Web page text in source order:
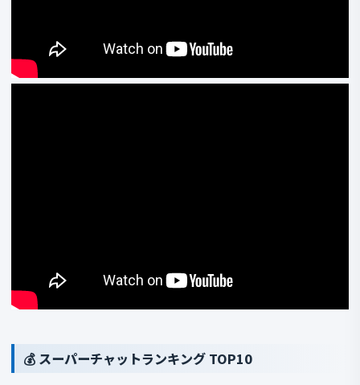
💰 スーパーチャットランキング TOP10